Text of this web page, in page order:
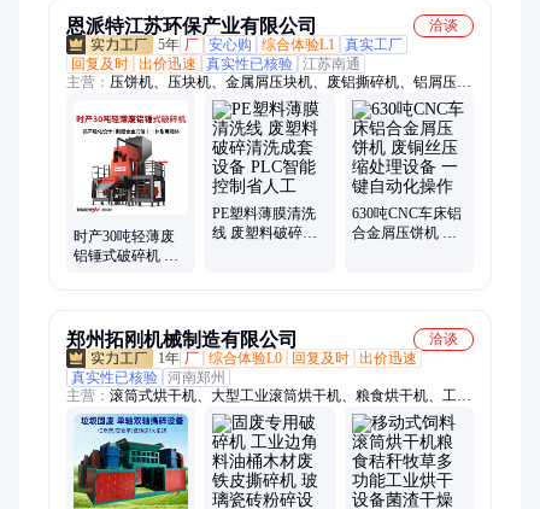
恩派特江苏环保产业有限公司
洽谈
5年 厂 安心购 综合体验L1 真实工厂
回复及时 出价迅速 真实性已核验 江苏南通
主营： 压饼机、压块机、金属屑压块机、废铝撕碎机、铝屑压饼
机、金属屑压饼机、铁屑压块机、铁屑压饼机、三向金属打包
机、铝屑压块机、双出饼压饼机、料斗式金属打包机、铜屑脱油
机、铝屑甩干机、铝屑脱油机、全自动卧式打包机、破碎机、再
生铝破碎分选机、双轴破碎机、单轴破碎机、锤式破碎机、门盖
式金属打包机、液压废钢破碎机、剪切机、汽车外壳打包机、金
属屑破碎机
时产30吨轻薄废
铝锤式破碎机 轮
PE塑料薄膜清洗
线 废塑料破碎清
630吨CNC车床铝
合金屑压饼机 废
郑州拓刚机械制造有限公司
洽谈
1年 厂 综合体验L0 回复及时 出价迅速
真实性已核验 河南郑州
主营： 滚筒式烘干机、大型工业滚筒烘干机、粮食烘干机、工业
固废撕碎机价格、农业滚筒干燥机、小型化工颗粒滚筒烘干机、
连续式滚筒烘干机、间接式滚筒脱水机、长滚筒工业原料烘干机